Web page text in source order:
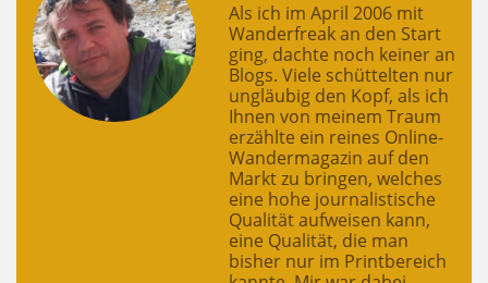
Als ich im April 2006 mit
Wanderfreak an den Start
ging, dachte noch keiner an
Blogs. Viele schüttelten nur
ungläubig den Kopf, als ich
Ihnen von meinem Traum
erzählte ein reines Online-
Wandermagazin auf den
Markt zu bringen, welches
eine hohe journalistische
Qualität aufweisen kann,
eine Qualität, die man
bisher nur im Printbereich